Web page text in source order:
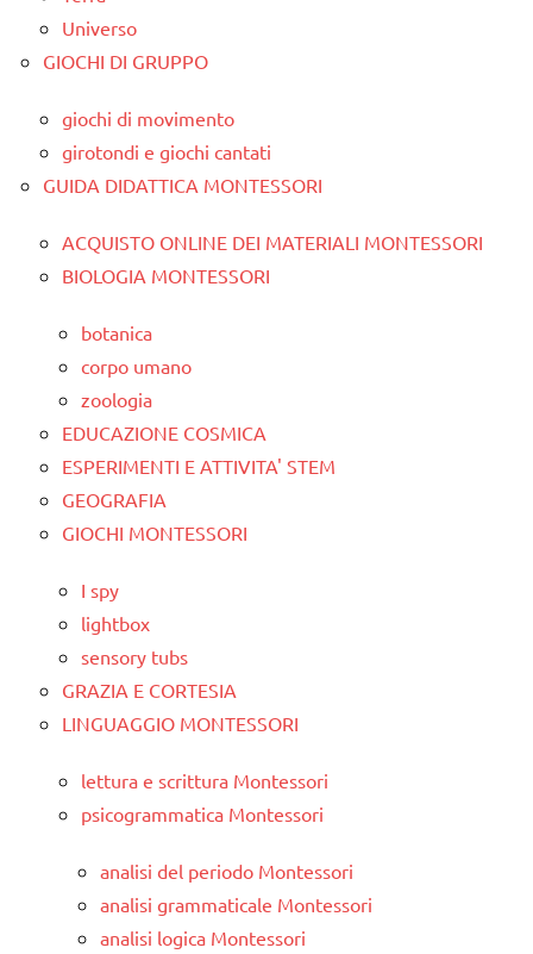
Universo
GIOCHI DI GRUPPO
giochi di movimento
girotondi e giochi cantati
GUIDA DIDATTICA MONTESSORI
ACQUISTO ONLINE DEI MATERIALI MONTESSORI
BIOLOGIA MONTESSORI
botanica
corpo umano
zoologia
EDUCAZIONE COSMICA
ESPERIMENTI E ATTIVITA' STEM
GEOGRAFIA
GIOCHI MONTESSORI
I spy
lightbox
sensory tubs
GRAZIA E CORTESIA
LINGUAGGIO MONTESSORI
lettura e scrittura Montessori
psicogrammatica Montessori
analisi del periodo Montessori
analisi grammaticale Montessori
analisi logica Montessori